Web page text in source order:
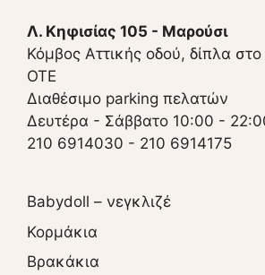
Λ. Κηφισίας 105 - Μαρούσι
Κόμβος Αττικής οδού, δίπλα
ΟΤΕ
Διαθέσιμο parking πελατών
Δευτέρα - Σάββατο 10:00 -
210 6914030 - 210 6914175
Babydoll – νεγκλιζέ
Κορμάκια
Βρακάκια